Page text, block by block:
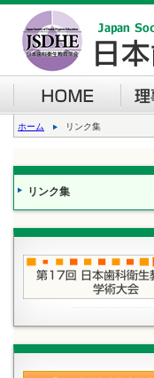
ホーム リンク集
リンク集